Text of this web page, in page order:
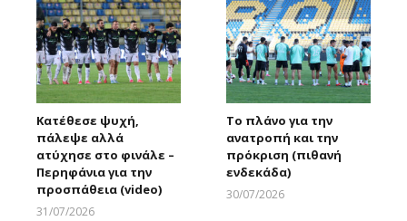
Κατέθεσε ψυχή,
πάλεψε αλλά
ατύχησε στο φινάλε –
Περηφάνια για την
προσπάθεια (video)
31/07/2026
Το πλάνο για την
ανατροπή και την
πρόκριση (πιθανή
ενδεκάδα)
30/07/2026